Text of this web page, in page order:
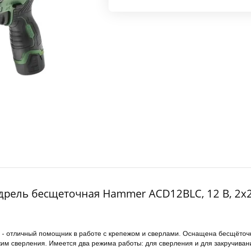
бесщеточная Hammer ACD12BLC, 12 В,
отличный помощник в работе с крепежом и сверлами. Оснащена
сверления. Имеется два режима работы: для сверления и для